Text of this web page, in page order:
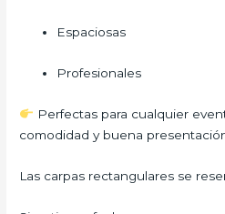
Espaciosas
Profesionales
Perfectas para cualquier
comodidad y buena
Las carpas rectangulares se